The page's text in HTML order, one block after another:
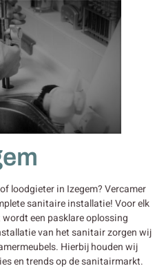
loodgieter in Izegem? Vercamer
sanitaire installatie! Voor elk
een pasklare oplossing
van het sanitair zorgen wij
Hierbij houden wij
en trends op de sanitairmarkt.